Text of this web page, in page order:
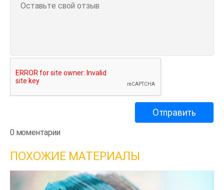
0 моментарии
ПОХОЖИЕ МАТЕРИАЛЫ